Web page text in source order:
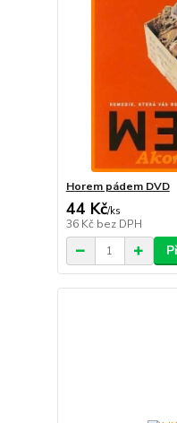
Horem pádem DVD
44 Kč/ks
36 Kč bez DPH